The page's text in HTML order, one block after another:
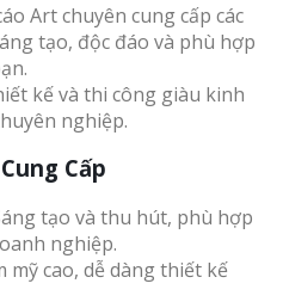
Art chuyên cung cấp các
tạo, độc đáo và phù hợp
kế và thi công giàu kinh
nghiệp.
Cấp
tạo và thu hút, phù hợp
nghiệp.
mỹ cao, dễ dàng thiết kế